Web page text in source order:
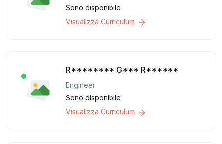
Sono disponibile
Visualizza Curriculum
R******** G*** R******
Engineer
Sono disponibile
Visualizza Curriculum